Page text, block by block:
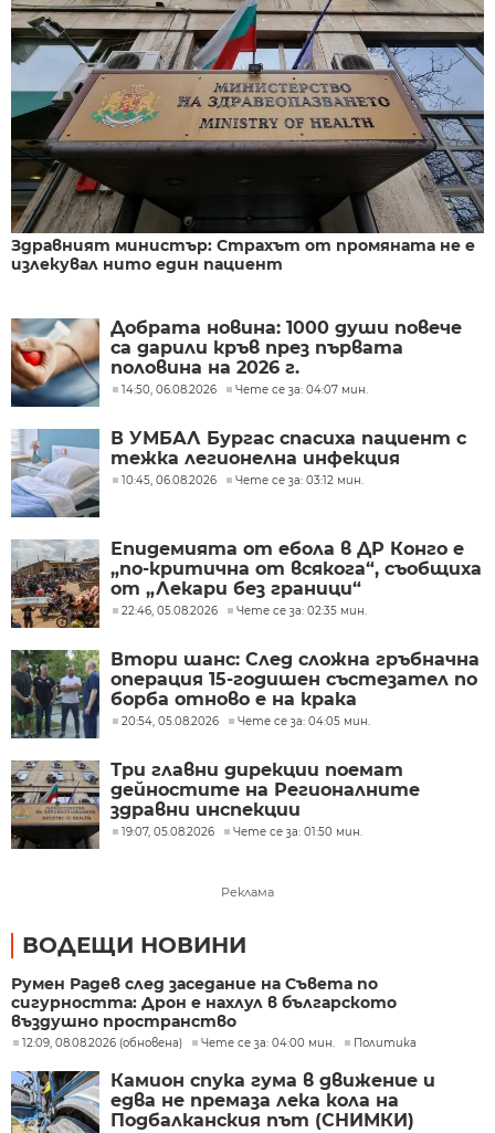
Здравният министър: Страхът от промяната не е
излекувал нито един пациент
Добрата новина: 1000 души повече
са дарили кръв през първата
половина на 2026 г.
14:50, 06.08.2026 Чете се за: 04:07 мин.
В УМБАЛ Бургас спасиха пациент с
тежка легионелна инфекция
10:45, 06.08.2026 Чете се за: 03:12 мин.
Епидемията от ебола в ДР Конго е
„по-критична от всякога“, съобщиха
от „Лекари без граници“
22:46, 05.08.2026 Чете се за: 02:35 мин.
Втори шанс: След сложна гръбначна
операция 15-годишен състезател по
борба отново е на крака
20:54, 05.08.2026 Чете се за: 04:05 мин.
Три главни дирекции поемат
дейностите на Регионалните
здравни инспекции
19:07, 05.08.2026 Чете се за: 01:50 мин.
Реклама
ВОДЕЩИ НОВИНИ
Румен Радев след заседание на Съвета по
сигурността: Дрон е нахлул в българското
въздушно пространство
12:09, 08.08.2026 (обновена) Чете се за: 04:00 мин. Политика
Камион спука гума в движение и
едва не премаза лека кола на
Подбалканския път (СНИМКИ)